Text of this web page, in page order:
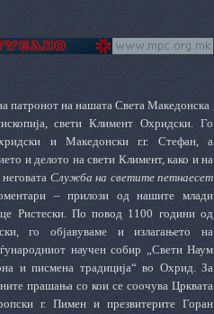
патронот на нашата Света Македонска
светиКлимент Охридски. Го
и Македонски г.г. Стефан, а
и делото на свети Климент, како и на
Служба на светите петнаесет
– прилози од нашите млади
Ристески. По повод 1100 години од
го објавуваме и излагањето на
научен собир „Свети Наум
и писмена традиција“ во Охрид. За
прашања со кои се соочува Црквата
г. Пимен и презвитерите Горан